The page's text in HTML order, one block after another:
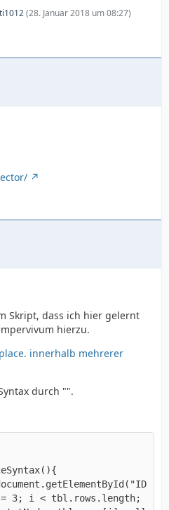
(28. Januar 2018 um 08:27)
Skript, dass ich hier gelernt
hierzu.
innerhalb mehrerer
durch "".